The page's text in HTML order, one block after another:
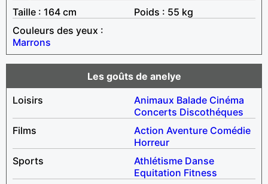
Taille : 164 cm
Poids : 55 kg
Couleurs des yeux :
Marrons
Les goûts de anelye
Loisirs
Animaux Balade Cinéma
Concerts Discothéques
Films
Action Aventure Comédie
Horreur
Sports
Athlétisme Danse
Equitation Fitness